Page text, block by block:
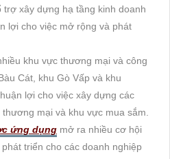
xây dựng hạ tầng kinh doanh
lợi cho việc mở rộng và phát
khu vực thương mại và công
Cát, khu Gò Vấp và khu
lợi cho việc xây dựng các
mại và khu vực mua sắm.
ứng dụng mở ra nhiều cơ hội
triển cho các doanh nghiệp